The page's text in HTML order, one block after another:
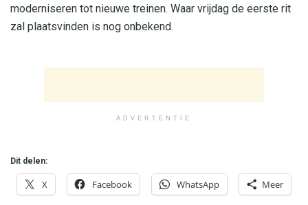
moderniseren tot nieuwe treinen. Waar vrijdag de eerste rit
zal plaatsvinden is nog onbekend.
ADVERTENTIE
Dit delen:
X Facebook WhatsApp Meer